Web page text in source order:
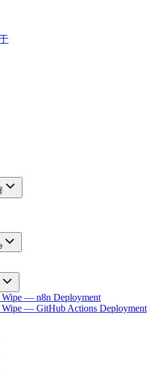
Wipe — n8n Deployment
Wipe — GitHub Actions Deployment